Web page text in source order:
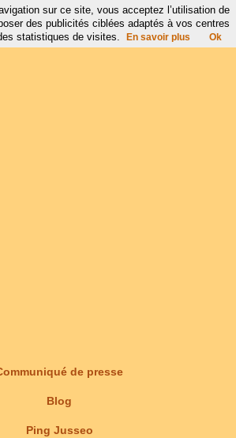
de presse
Blog
Ping Jusseo
sur ce site, vous acceptez l’utilisation de
des publicités ciblées adaptés à vos centres
statistiques de visites.
En savoir plus Ok